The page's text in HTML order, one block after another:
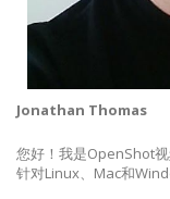
Jonathan Thomas
您好！我是OpenShot视
针对Linux、Mac和